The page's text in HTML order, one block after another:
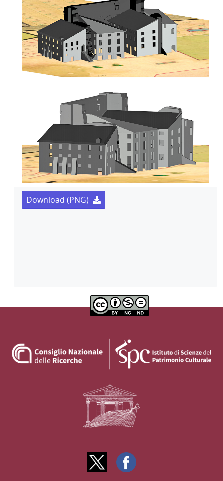
Download (PNG)